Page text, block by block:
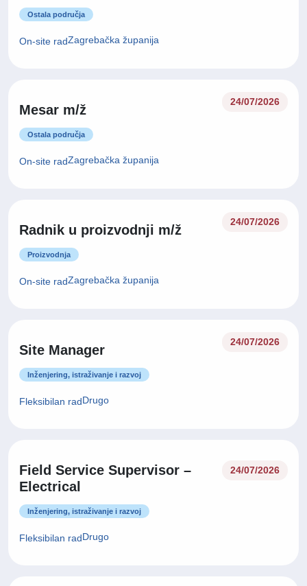
Ostala područja
On-site radZagrebačka županija
Mesar m/ž
24/07/2026
Ostala područja
On-site radZagrebačka županija
Radnik u proizvodnji m/ž
24/07/2026
Proizvodnja
On-site radZagrebačka županija
Site Manager
24/07/2026
Inženjering, istraživanje i razvoj
Fleksibilan radDrugo
Field Service Supervisor –
Electrical
24/07/2026
Inženjering, istraživanje i razvoj
Fleksibilan radDrugo